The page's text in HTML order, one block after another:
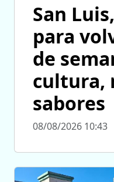
San
para
de
cultura,
sabores
08/08/2026 10:43